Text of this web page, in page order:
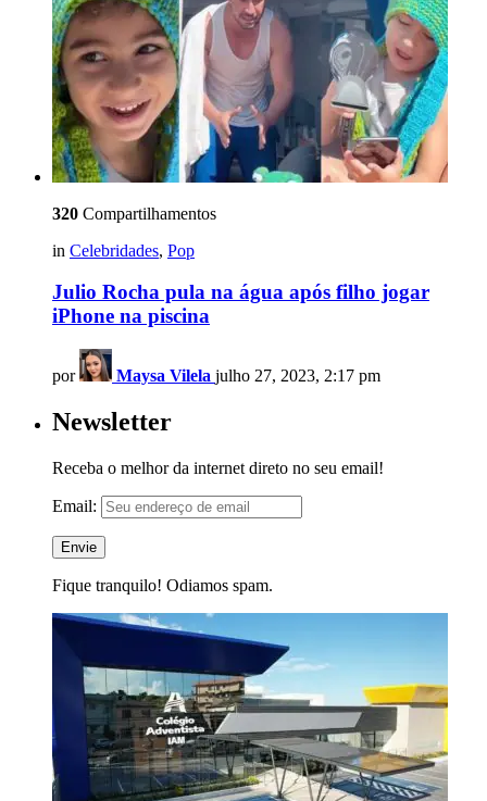
320 Compartilhamentos
in Celebridades, Pop
Julio Rocha pula na água após filho jogar
iPhone na piscina
por Maysa Vilela julho 27, 2023, 2:17 pm
Newsletter
Receba o melhor da internet direto no seu email!
Email:
Fique tranquilo! Odiamos spam.